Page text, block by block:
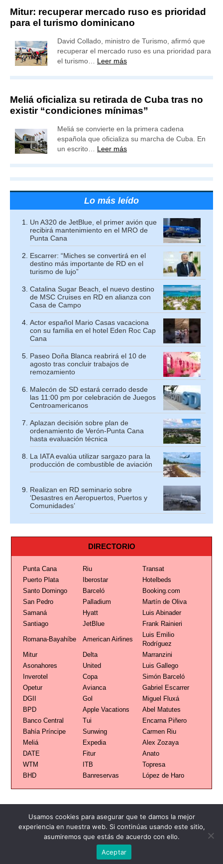
Mitur: recuperar mercado ruso es prioridad
para el turismo dominicano
David Collado, ministro de Turismo, afirmó que
recuperar el mercado ruso es una prioridad para
el turismo… Leer más
Meliá oficializa su retirada de Cuba tras no
existir “condiciones mínimas”
Meliá se convierte en la primera cadena
española que oficializa su marcha de Cuba. En
un escrito… Leer más
Lo más leído
Un A320 de JetBlue, el primer avión que
recibirá mantenimiento en el MRO de
Punta Cana
Escarrer: “Miches se convertirá en el
destino más importante de RD en el
turismo de lujo”
Catalina Sugar Beach, el nuevo destino
de MSC Cruises en RD en alianza con
Casa de Campo
Actor español Mario Casas vacaciona
con su familia en el hotel Eden Roc Cap
Cana
Paseo Doña Blanca reabrirá el 10 de
agosto tras concluir trabajos de
remozamiento
Malecón de SD estará cerrado desde
las 11:00 pm por celebración de Juegos
Centroamericanos
Aplazan decisión sobre plan de
ordenamiento de Verón-Punta Cana
hasta evaluación técnica
La IATA evalúa utilizar sargazo para la
producción de combustible de aviación
Realizan en RD seminario sobre
‘Desastres en Aeropuertos, Puertos y
Comunidades’
DIRECTORIO
Punta Cana Riu
Transat
Puerto Plata
Iberostar
Hotelbeds
Santo Domingo
Barceló
Booking.com
San Pedro
Palladium
Martín de Oliva
Samaná
Hyatt
Luis Abinader
Santiago
JetBlue Frank Rainieri
Romana-Bayahíbe American Airlines
Luis Emilio
Rodríguez
Mitur
Delta
Marranzini
Asonahores
United
Luis Gallego
Inverotel
Copa
Simón Barceló
Opetur
Avianca
Gabriel Escarrer
DGII
Gol
Miguel Fluxá
BPD
Apple Vacations
Abel Matutes
Banco Central
Tui
Encarna Piñero
Bahía Príncipe
Sunwing
Carmen Riu
Meliá
Expedia
Alex Zozaya
DATE
Fitur
Anato
WTM
ITB
Topresa
BHD
Banreservas López de Haro
Usamos cookies para asegurar que te damos la mejor
experiencia en nuestra web. Si continúas usando este sitio,
asumiremos que estás de acuerdo con ello.
Aceptar
Publicidad Redacción Contacto
Todos los derechos reservados
Grupo Preferente